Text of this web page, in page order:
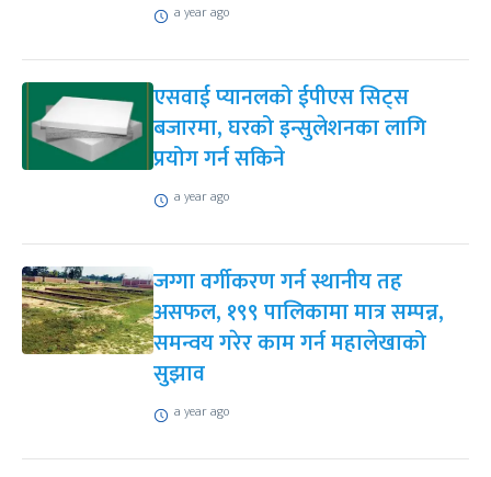
a year ago
एसवाई प्यानलको ईपीएस सिट्स
बजारमा, घरको इन्सुलेशनका लागि
प्रयोग गर्न सकिने
a year ago
जग्गा वर्गीकरण गर्न स्थानीय तह
असफल, १९९ पालिकामा मात्र सम्पन्न,
समन्वय गरेर काम गर्न महालेखाको
सुझाव
a year ago